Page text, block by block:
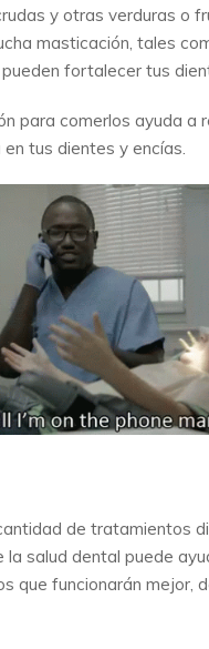
y otras verduras o
masticación, tales
fortalecer tus
para comerlos ayuda a
tus dientes y encías.
de tratamientos
la salud dental puede
que funcionarán mejor,